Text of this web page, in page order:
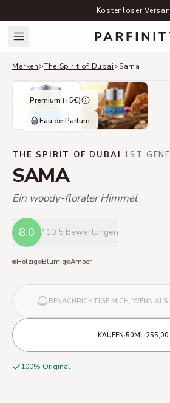
Kostenloser
Marken>The Spirit of Dubai>Sama
Premium (+5€)
Eau de Parfum
THE SPIRIT OF DUBAI · 1ST
SAMA
Ein woody-floraler Himmel
8.0 / 10 5 Bewertungen
Holzig Blumig Amber
BENACHRICHTIGE MICH, WENN ALS
KAUFEN·50ML·255,00
100% Original